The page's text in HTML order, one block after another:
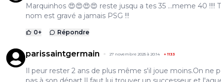
Marquinhos 😍😍😍😍 reste jusqu a tes 35 ...meme 40 !!!!
nom est gravé a jamais PSG !!!
0+ Répondre
parissaintgermain 27 novembre 2025 à 20:14 +1133
Il peur rester 2 ans de plus même s'il joue moins.On ne